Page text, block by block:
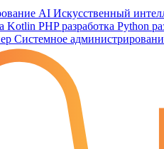
AI Искусственный
Kotlin PHP разработка Python
Системное